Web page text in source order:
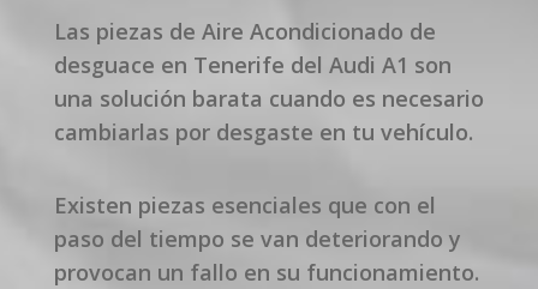
Las piezas de Aire Acondicionado de
desguace en Tenerife del Audi A1 son
una solución barata cuando es necesario
cambiarlas por desgaste en tu vehículo.
Existen piezas esenciales que con el
paso del tiempo se van deteriorando y
provocan un fallo en su funcionamiento.